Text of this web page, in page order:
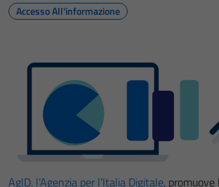
Accesso All'informazione
AgID, l’Agenzia per l’Italia Digitale, promuove